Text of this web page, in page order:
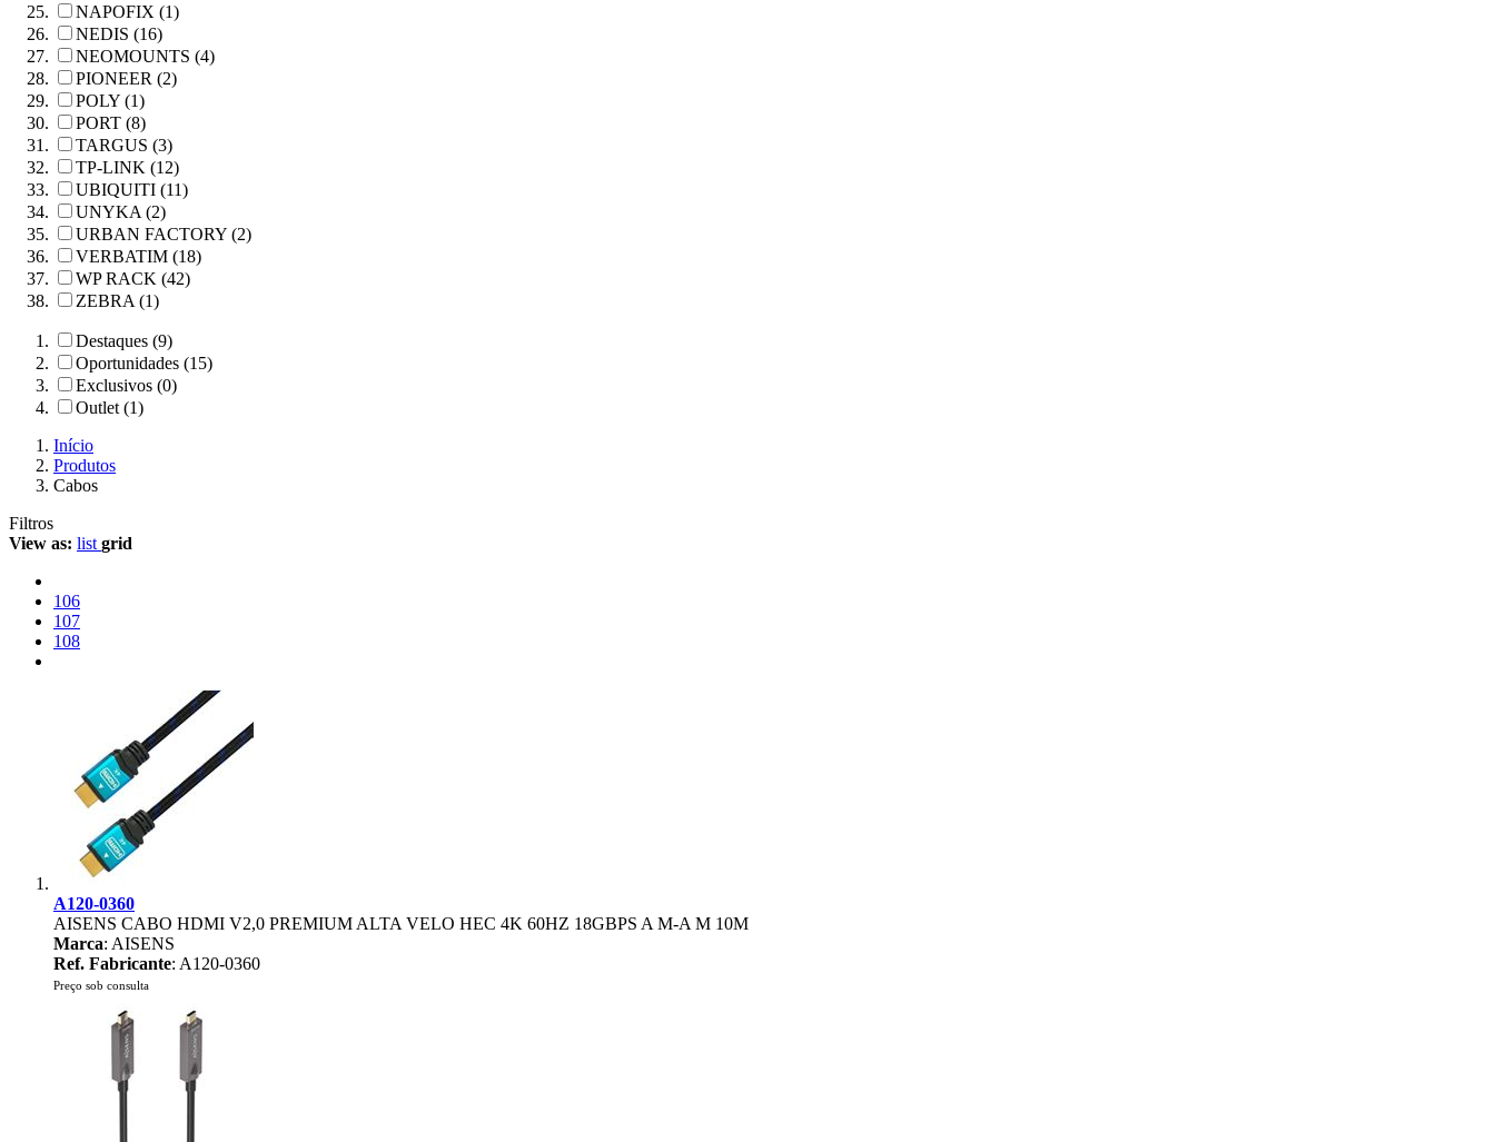
NAPOFIX (1)
NEDIS (16)
NEOMOUNTS (4)
PIONEER (2)
POLY (1)
PORT (8)
TARGUS (3)
TP-LINK (12)
UBIQUITI (11)
UNYKA (2)
URBAN FACTORY (2)
VERBATIM (18)
WP RACK (42)
ZEBRA (1)
Destaques (9)
Oportunidades (15)
Exclusivos (0)
Outlet (1)
Início
Produtos
Cabos
Filtros
View as: list grid
106
107
108
A120-0360
AISENS CABO HDMI V2,0 PREMIUM ALTA VELO HEC 4K 60HZ 18GBPS A M-A M 10M
Marca: AISENS
Ref. Fabricante: A120-0360
Preço sob consulta